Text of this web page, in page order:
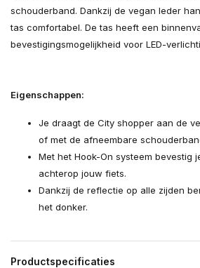
schouderband. Dankzij de vegan leder
tas comfortabel. De tas heeft een
bevestigingsmogelijkheid voor LED-
Eigenschappen:
Je draagt de City shopper aan de
of met de afneembare
Met het Hook-On systeem bevestig
achterop jouw fiets.
Dankzij de reflectie op alle zijden
het donker.
Productspecificaties